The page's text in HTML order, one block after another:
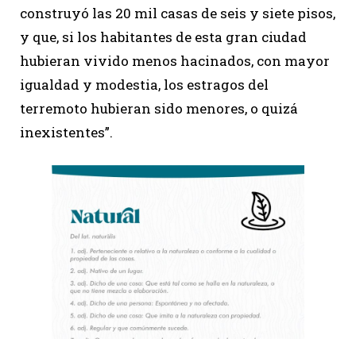
construyó las 20 mil casas de seis y siete pisos,
y que, si los habitantes de esta gran ciudad
hubieran vivido menos hacinados, con mayor
igualdad y modestia, los estragos del
terremoto hubieran sido menores, o quizá
inexistentes”.